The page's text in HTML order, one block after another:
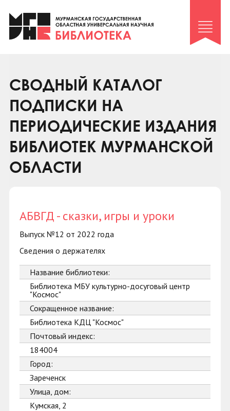
Клуб «Гиря и сельдерей»
Клуб «Семейный архив»
Коллегам
Контакты
СВОДНЫЙ КАТАЛОГ
ПОДПИСКИ НА
ПЕРИОДИЧЕСКИЕ ИЗДАНИЯ
БИБЛИОТЕК МУРМАНСКОЙ
ОБЛАСТИ
АБВГД - сказки, игры и уроки
Выпуск №12 от 2022 года
Сведения о держателях
Название библиотеки:
Библиотека МБУ культурно-досуговый центр
"Космос"
Сокращенное название:
Библиотека КДЦ "Космос"
Почтовый индекс:
184004
Город:
Зареченск
Улица, дом:
Кумская, 2